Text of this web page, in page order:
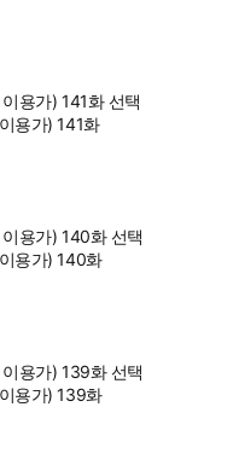
용가) 141화 선택
용가) 141화
용가) 140화 선택
용가) 140화
용가) 139화 선택
용가) 139화